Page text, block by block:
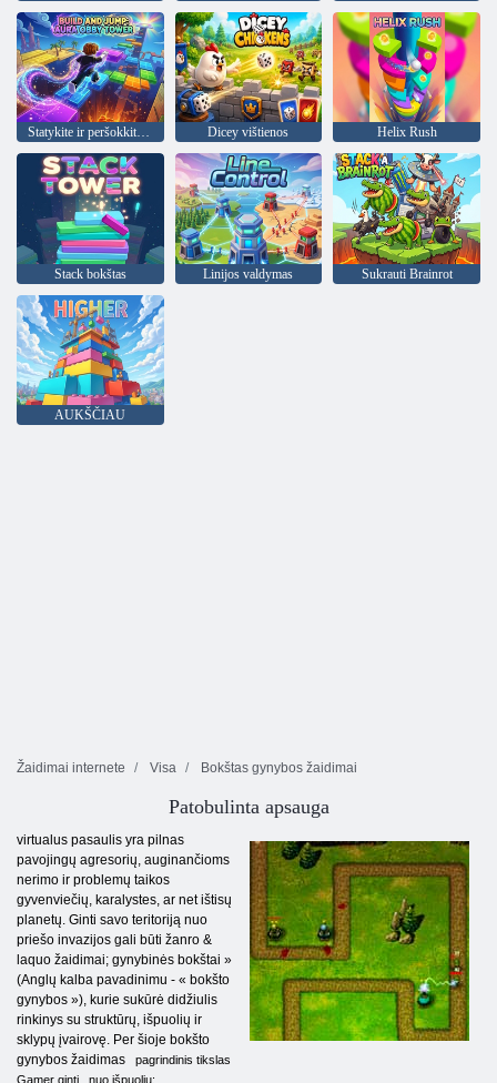
Statykite ir peršokkite: Aura Obby bokštas Dicey vištienos Helix Rush
Stack bokštas Linijos valdymas Sukrauti Brainrot
AUKŠČIAU
Žaidimai internete Visa Bokštas gynybos žaidimai
Patobulinta apsauga
virtualus pasaulis yra pilnas
pavojingų agresorių, auginančioms
nerimo ir problemų taikos
gyvenviečių, karalystes, ar net ištisų
planetų. Ginti savo teritoriją nuo
priešo invazijos gali būti žanro &
laquo žaidimai; gynybinės bokštai »
(Anglų kalba pavadinimu - « bokšto
gynybos »), kurie sukūrė didžiulis
rinkinys su struktūrų, išpuolių ir
sklypų įvairovę. Per šioje bokšto
gynybos žaidimas pagrindinis tikslas
Gamer ginti
nuo išpuolių: